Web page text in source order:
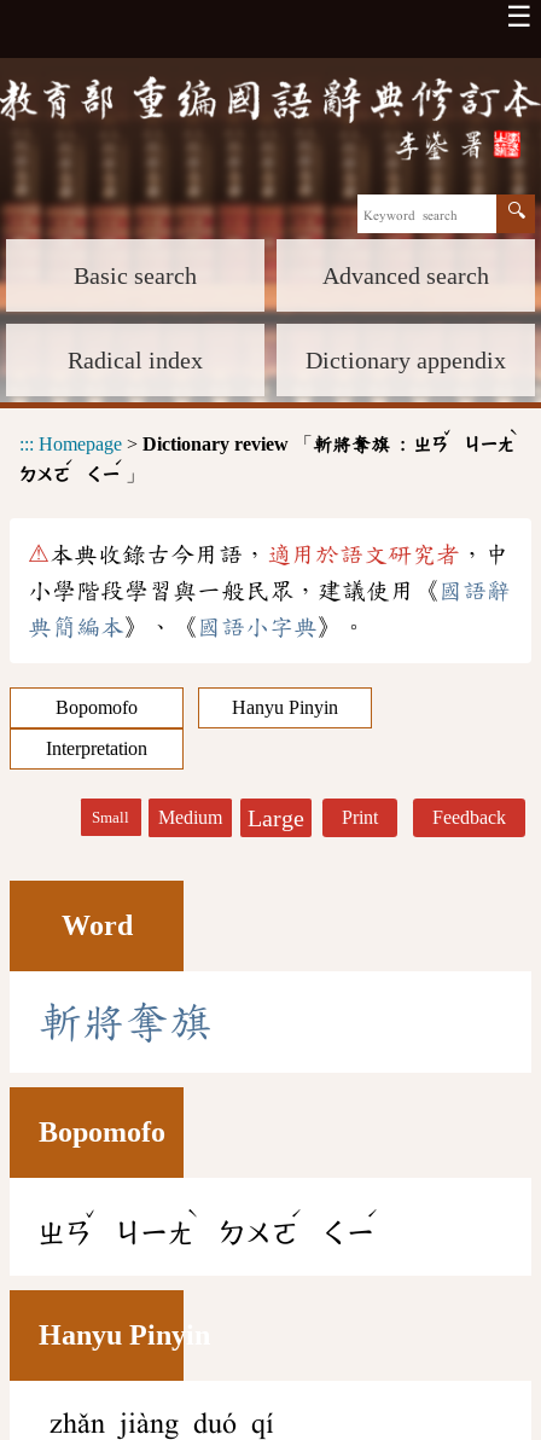
☰
Basic search Advanced search
Radical index Dictionary appendix
::: Homepage > Dictionary review 「 斬將奪旗 : ㄓㄢ
ˇ
ㄐㄧㄤ
ˋ
ㄉㄨㄛ
ˊ
ㄑㄧ
ˊ
」
⚠本典收錄古今用語， 適用於語文研究者 ，中
小學階段學習與一般民眾，建議使用《 國語辭
典簡編本》、《 國語小字典》。
Bopomofo
Hanyu Pinyin
Interpretation
Small Medium Large Print Feedback
Word
斬將奪旗
Bopomofo
ㄓㄢ
ˇ
ㄐㄧㄤ
ˋ
ㄉㄨㄛ
ˊ
ㄑㄧ
ˊ
Hanyu Pinyin
zhǎn jiàng duó qí